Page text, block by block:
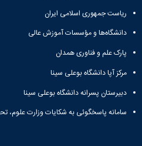
ریاست جمهوری اسلامی ایران
دانشگاه‌ها و مؤسسات آموزش عالی
پارک علم و فناوری همدان
مرکز آپا دانشگاه بوعلی سینا
دبیرستان پسرانه دانشگاه بوعلی سینا
سامانه پاسخگوئی به شکایات وزارت علوم،